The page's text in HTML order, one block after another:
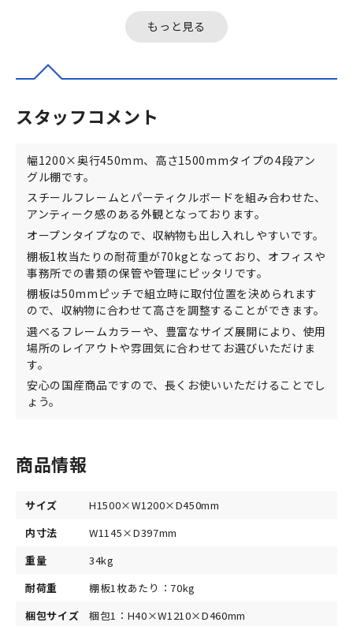
トです。...
もっと見る
スタッフコメント
幅1200×奥行450mm、高さ1500mmタイプの4段アン
グル棚です。
スチールフレームとパーティクルボードを組み合わせた、
アンティーク感のある外観となっております。
オープンタイプなので、収納物も出し入れしやすいです。
棚板1枚当たりの耐荷重が70kgとなっており、オフィスや
事務所での書類の保管や管理にピッタリです。
棚板は50mmピッチで組立時に取付位置を決められます
ので、収納物に合わせて高さを調整することができます。
選べるフレームカラーや、豊富なサイズ展開により、使用
場所のレイアウトや雰囲気に合わせてお選びいただけま
す。
安心の国産商品ですので、長くお使いいただけることでし
ょう。
商品情報
サイズ
H1500×W1200×D450mm
内寸法
W1145×D397mm
重量
34kg
耐荷重
棚板1枚あたり：70kg
梱包サイズ
梱包1：H40×W1210×D460mm